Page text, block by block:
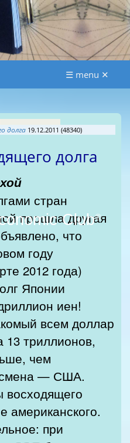
Club®
☰ menu ✕
долга 19.12.2011 (48340)
долга
стран
прошла другая
что
году
2012 года)
Японии
иен!
всем доллар
13 триллионов,
чем
— США.
американского.
при